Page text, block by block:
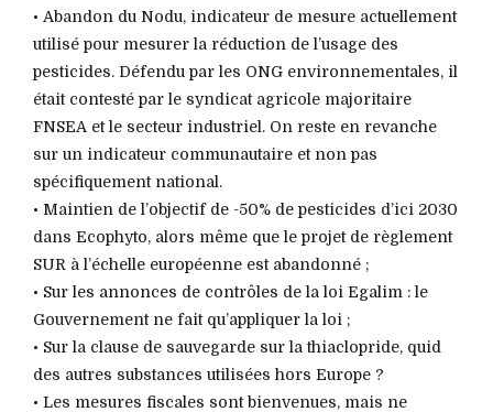
• Abandon du Nodu, indicateur de mesure actuellement
utilisé pour mesurer la réduction de l’usage des
pesticides. Défendu par les ONG environnementales, il
était contesté par le syndicat agricole majoritaire
FNSEA et le secteur industriel. On reste en revanche
sur un indicateur communautaire et non pas
spécifiquement national.
• Maintien de l’objectif de -50% de pesticides d’ici 2030
dans Ecophyto, alors même que le projet de règlement
SUR à l’échelle européenne est abandonné ;
• Sur les annonces de contrôles de la loi Egalim : le
Gouvernement ne fait qu’appliquer la loi ;
• Sur la clause de sauvegarde sur la thiaclopride, quid
des autres substances utilisées hors Europe ?
• Les mesures fiscales sont bienvenues, mais ne